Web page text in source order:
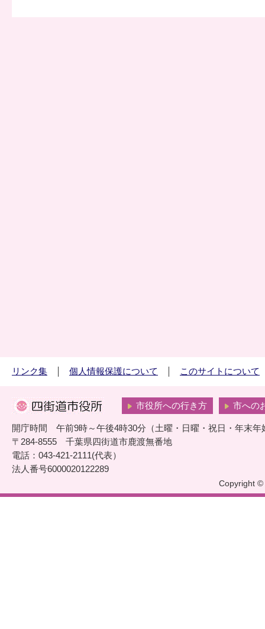
リンク集 個人情報保護について このサイトについて
市役所への行き方 市への
開庁時間 午前9時～午後4時30分（土曜・日曜・祝日・年末年
〒284-8555 千葉県四街道市鹿渡無番地
電話：043-421-2111(代表）
法人番号6000020122289
Copyright ©